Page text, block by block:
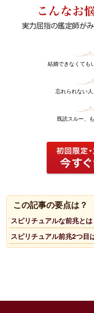
結婚できなくても
忘れられない
既読スルー、
この記事の要点は？
スピリチュアルな前兆とは
スピリチュアル前兆2つ目